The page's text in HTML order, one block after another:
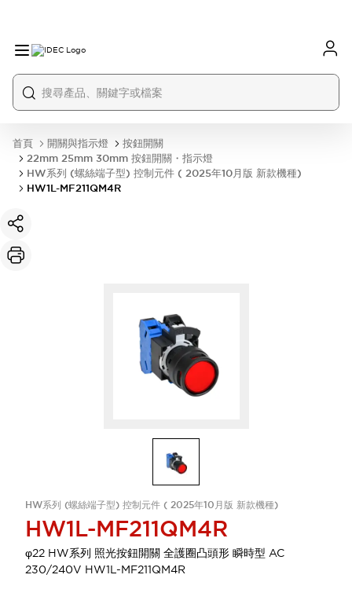
首頁 開關與指示燈
按鈕開關
22mm 25mm 30mm 按鈕開關・指示燈
HW系列 (螺絲端子型) 控制元件 ( 2025年10月版 新款機種)
HW1L-MF211QM4R
HW系列 (螺絲端子型) 控制元件 ( 2025年10月版 新款機種)
HW1L-MF211QM4R
φ22 HW系列 照光按鈕開關 全護圈凸頭形 瞬時型 AC
230/240V HW1L-MF211QM4R